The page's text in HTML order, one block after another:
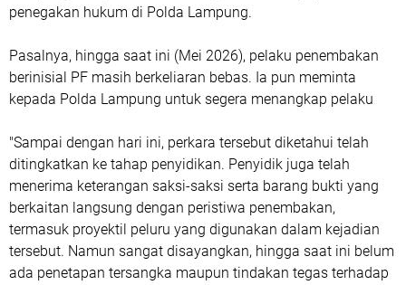
penegakan hukum di Polda Lampung.
Pasalnya, hingga saat ini (Mei 2026), pelaku penembakan
berinisial PF masih berkeliaran bebas. Ia pun meminta
kepada Polda Lampung untuk segera menangkap pelaku
"Sampai dengan hari ini, perkara tersebut diketahui telah
ditingkatkan ke tahap penyidikan. Penyidik juga telah
menerima keterangan saksi-saksi serta barang bukti yang
berkaitan langsung dengan peristiwa penembakan,
termasuk proyektil peluru yang digunakan dalam kejadian
tersebut. Namun sangat disayangkan, hingga saat ini belum
ada penetapan tersangka maupun tindakan tegas terhadap